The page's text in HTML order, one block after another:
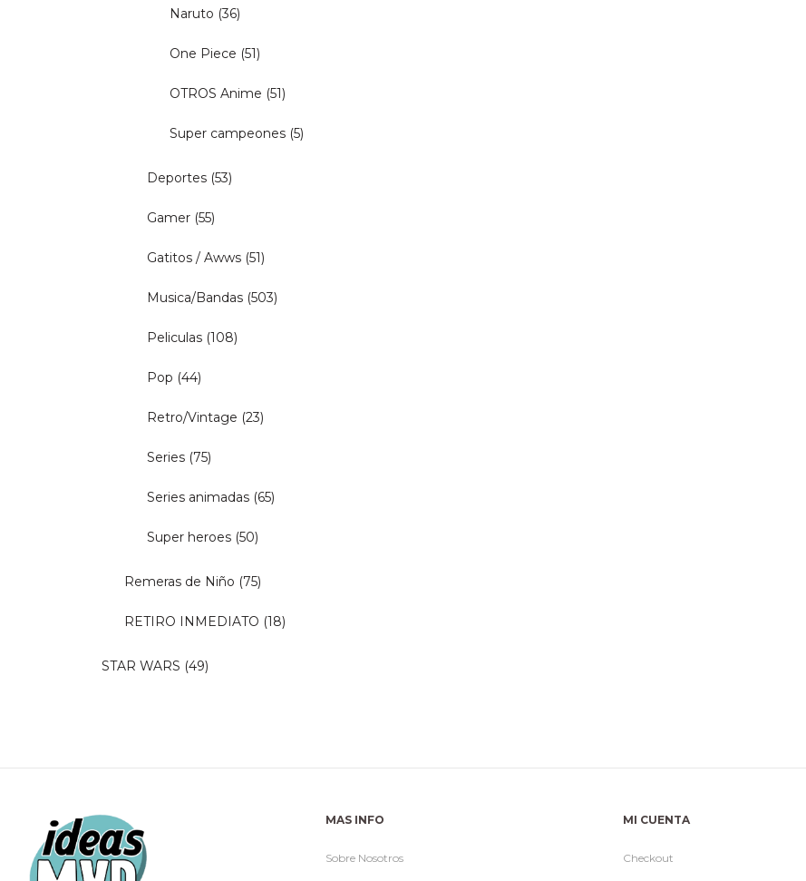
Naruto (36)
One Piece (51)
OTROS Anime (51)
Super campeones (5)
Deportes (53)
Gamer (55)
Gatitos / Awws (51)
Musica/Bandas (503)
Peliculas (108)
Pop (44)
Retro/Vintage (23)
Series (75)
Series animadas (65)
Super heroes (50)
Remeras de Niño (75)
RETIRO INMEDIATO (18)
STAR WARS (49)
MAS INFO
Sobre Nosotros
MI CUENTA
Checkout